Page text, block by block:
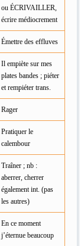
ou ÉCRIVAILLER,
écrire médiocrement
Émettre des effluves
Il empiète sur mes
plates bandes ; piéter
et rempiéter trans.
Rager
Pratiquer le
calembour
Traîner ; nb :
aberrer, cherrer
également int. (pas
les autres)
En ce moment
j’éternue beaucoup